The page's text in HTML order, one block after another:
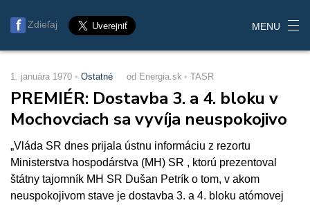
Zdieľaj MENU
1. januára 1970 Ostatné od Energia.sk TASR
PREMIÉR: Dostavba 3. a 4. bloku v
Mochovciach sa vyvíja neuspokojivo
„Vláda SR dnes prijala ústnu informáciu z rezortu
Ministerstva hospodárstva (MH) SR , ktorú prezentoval
štátny tajomník MH SR Dušan Petrík o tom, v akom
neuspokojivom stave je dostavba 3. a 4. bloku atómovej